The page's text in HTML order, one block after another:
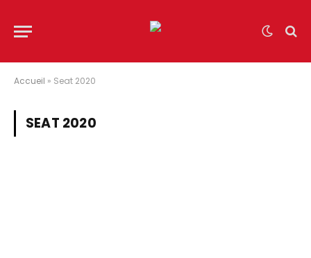
Accueil » Seat 2020
SEAT 2020